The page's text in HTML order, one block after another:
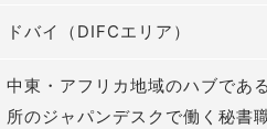
ドバイ（DIFCエリア）
中東・アフリカ地域のハブであ
所のジャパンデスクで働く秘書